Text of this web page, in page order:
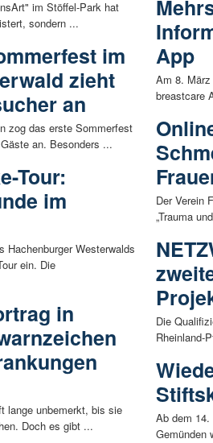
im Stöffel-Park hat
sondern ...
im
zieht
an
zog das erste Sommerfest
an. Besonders ...
Tour:
im
Hachenburger Westerwalds
ein. Die
in
lange unbemerkt, bis sie
Doch es gibt ...
App
Am 8.
breastcare
Der Verein
„Trauma
Die
Rheinland-
Ab dem
Gemünden